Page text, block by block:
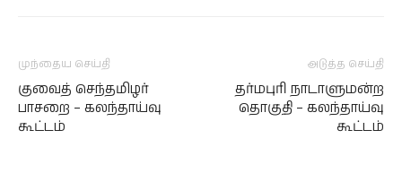
முந்தைய செய்தி
குவைத் செந்தமிழர்
பாசறை – கலந்தாய்வு
கூட்டம்
அடுத்த செய்தி
தர்மபுரி நாடாளுமன்ற
தொகுதி – கலந்தாய்வு
கூட்டம்